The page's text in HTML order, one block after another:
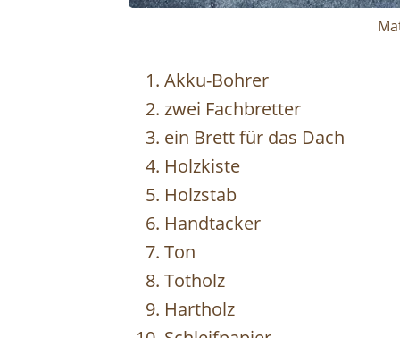
Akku-Bohrer
zwei Fachbretter
ein Brett für das Dach
Holzkiste
Holzstab
Handtacker
Ton
Totholz
Hartholz